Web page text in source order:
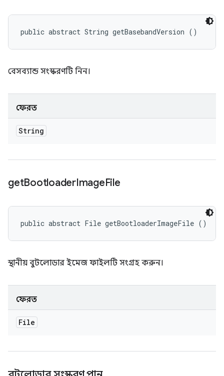
public abstract String getBasebandVersion ()
বেসব্যান্ড সংস্করণটি নিন।
ফেরত
String
getBootloaderImageFile
public abstract File getBootloaderImageFile ()
স্থানীয় বুটলোডার ইমেজ ফাইলটি সংগ্রহ করুন।
ফেরত
File